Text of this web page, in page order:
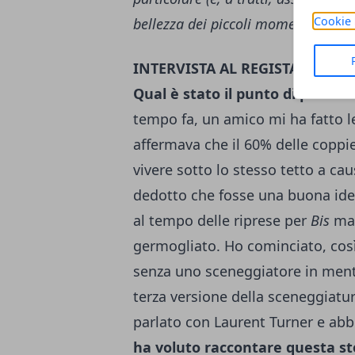
Cookie
bellezza dei piccoli momenti di
INTERVISTA AL REGISTA –
Qual è stato il punto di
tempo fa, un amico mi ha fatto
affermava che il 60% delle
vivere sotto lo stesso tetto a
dedotto che fosse una buona
al tempo delle riprese per Bis
germogliato. Ho cominciato,
senza uno sceneggiatore in
terza versione della
parlato con Laurent Turner e
ha voluto raccontare questa